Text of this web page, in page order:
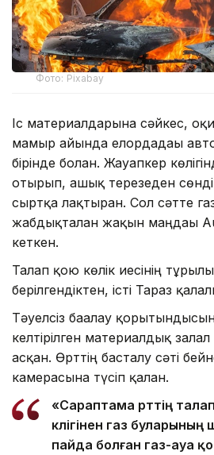
Фото: Pixabay
Іс материалдарына сәйкес,
мамыр айында елордадағы
бірінде болған. Жауапкер
отырып, ашық терезеден
сыртқа лақтырған. Сол сәтте
жабдықталған жақын маңдағы
кеткен.
Талап қою көлік иесінің
берілгендіктен, істі Тараз
Тәуелсіз бағалау
келтірілген материалдық
асқан. Өрттің басталу сәті
камерасына түсіп қалған.
«Сараптама өрттің
көлігінен газ
пайда болған газ-ауа